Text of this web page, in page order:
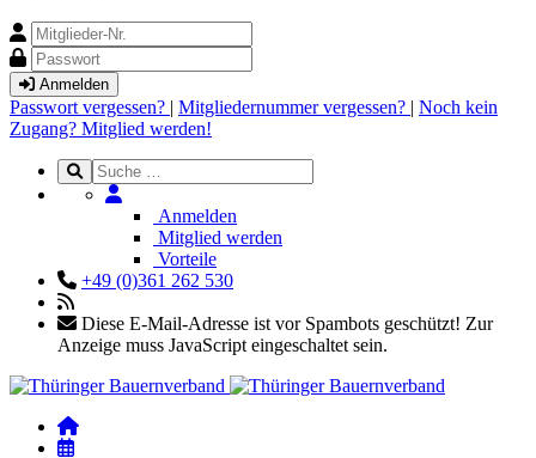
Anmelden
Passwort vergessen? | Mitgliedernummer vergessen? | Noch kein
Zugang? Mitglied werden!
Anmelden
Mitglied werden
Vorteile
+49 (0)361 262 530
Diese E-Mail-Adresse ist vor Spambots geschützt! Zur
Anzeige muss JavaScript eingeschaltet sein.